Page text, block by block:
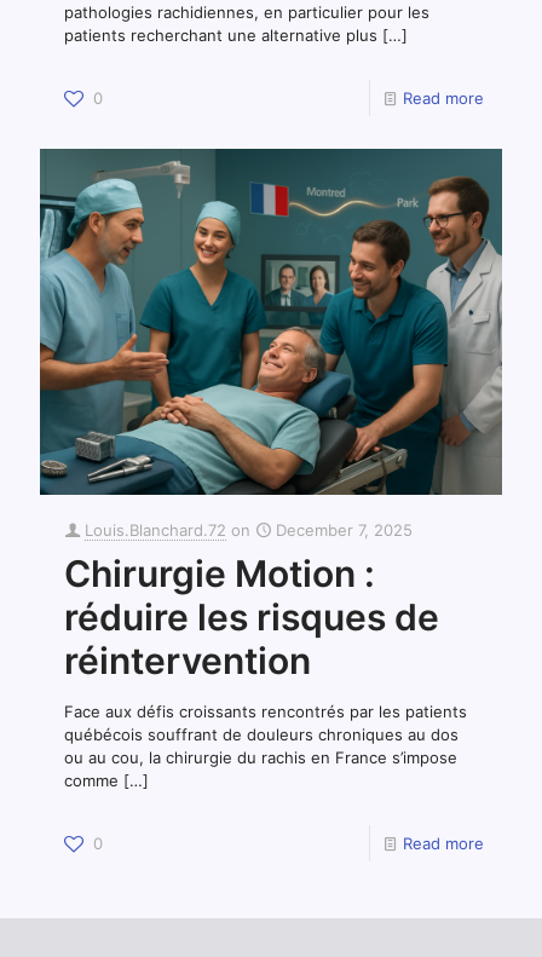
pathologies rachidiennes, en particulier pour les
patients recherchant une alternative plus […]
0 Read more
Louis.Blanchard.72 on December 7, 2025
Chirurgie Motion :
réduire les risques de
réintervention
Face aux défis croissants rencontrés par les patients
québécois souffrant de douleurs chroniques au dos
ou au cou, la chirurgie du rachis en France s’impose
comme […]
0 Read more